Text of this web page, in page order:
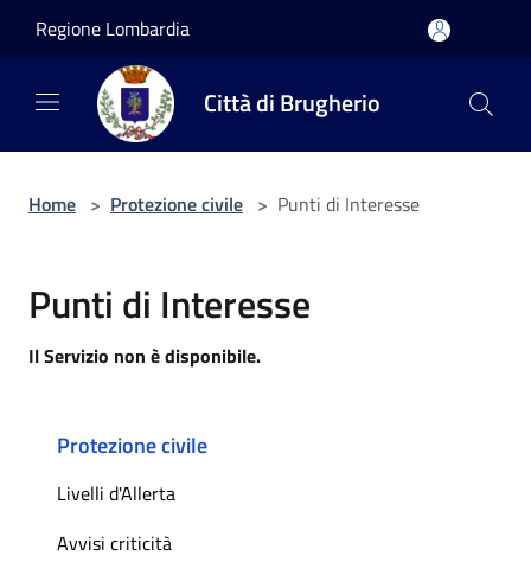
Regione Lombardia
Città di Brugherio
Home > Protezione civile > Punti di Interesse
Punti di Interesse
Il Servizio non è disponibile.
Protezione civile
Livelli d'Allerta
Avvisi criticità